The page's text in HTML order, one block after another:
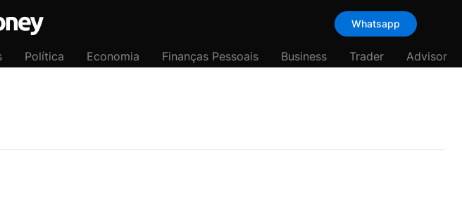
Whatsapp
Política Economia Finanças Pessoais Business Trader Advisor